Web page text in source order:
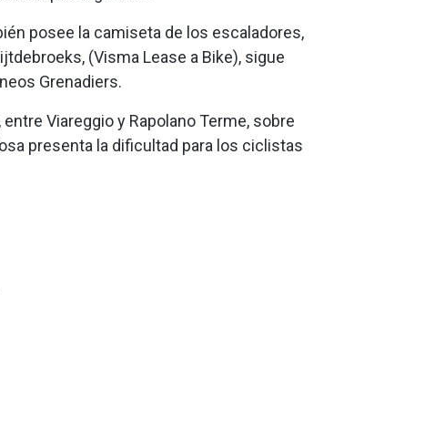
posee la camiseta de los escaladores,
(Visma Lease a Bike), sigue
Grenadiers.
Viareggio y Rapolano Terme, sobre
presenta la dificultad para los ciclistas